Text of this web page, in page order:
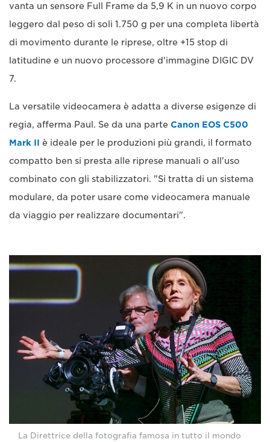
vanta un sensore Full Frame da 5,9 K in un nuovo corpo
leggero dal peso di soli 1.750 g per una completa libertà
di movimento durante le riprese, oltre +15 stop di
latitudine e un nuovo processore d'immagine DIGIC DV
7.
La versatile videocamera è adatta a diverse esigenze di
regia, afferma Paul. Se da una parte Canon EOS C500
Mark II è ideale per le produzioni più grandi, il formato
compatto ben si presta alle riprese manuali o all'uso
combinato con gli stabilizzatori. "Si tratta di un sistema
modulare, da poter usare come videocamera manuale
da viaggio per realizzare documentari".
La Direttrice della fotografia famosa in tutto il mondo